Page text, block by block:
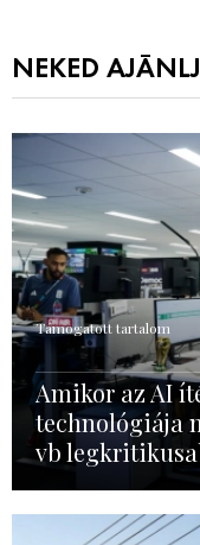
NEKED
Támogatott tartalom
Amikor az AI
technológiája
vb